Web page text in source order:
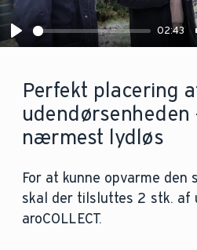
Play
02:43
Perfekt placering
udendørsenheden
nærmest lydløs
For at kunne opvarme
skal der tilsluttes 2 stk. af
aroCOLLECT.